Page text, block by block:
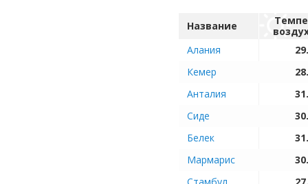
Название
Алания
Кемер
Анталия
Сиде
Белек
Мармарис